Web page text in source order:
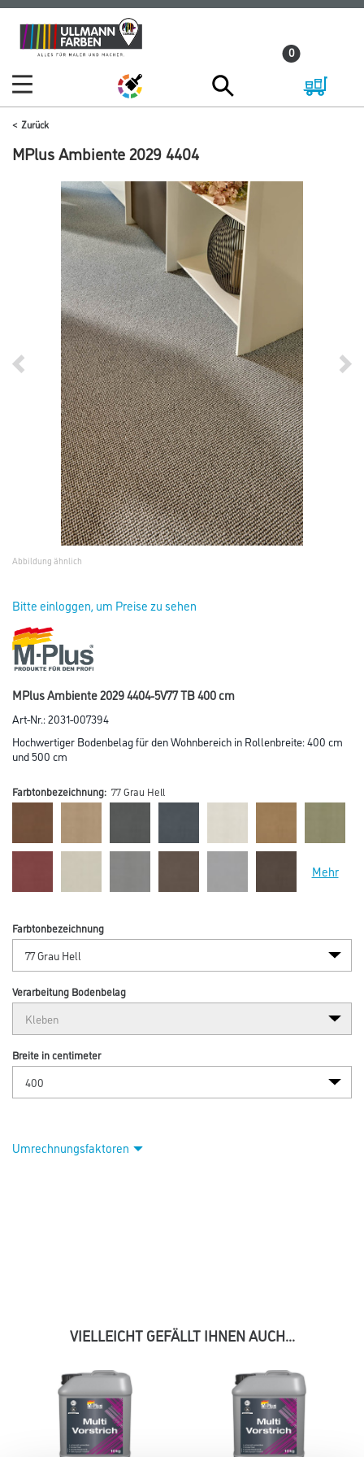
Zum
Inhalt
Zum
Navigationsmenü
0
Zurück
MPlus Ambiente 2029 4404
Abbildung ähnlich
Bitte einloggen, um Preise zu sehen
MPlus Ambiente 2029 4404-5V77 TB 400 cm
Art-Nr.:2031-007394
Hochwertiger Bodenbelag für den Wohnbereich in Rollenbreite: 400 cm
und 500 cm
Farbtonbezeichnung: 77 Grau Hell
Mehr
Farbtonbezeichnung
Verarbeitung Bodenbelag
Breite in centimeter
Umrechnungsfaktoren
VIELLEICHT GEFÄLLT IHNEN AUCH...